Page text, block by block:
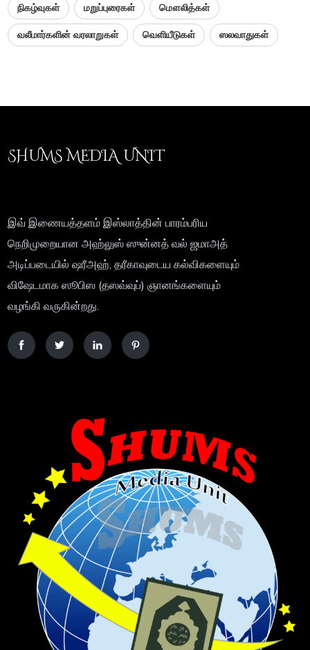
நிகழ்வுகள் மறுப்புரைகள் மௌலித்கள்
வலீமார்களின் வரலாறுகள் வெளியீடுகள் ஸலவாதுகள்
SHUMS MEDIA UNIT
இவ் இணையத்தளம் இஸ்லாத்தின் பாரம்பரிய
நெறிமுறையான அஹ்லுஸ் ஸுன்னத் வல் ஜமாஅத்
அடிப்படையில் ஷரீஅஹ், தரீகாவுடைய கல்விகளையும்
விஷேடமாக ஸூபிஸ (தஸவ்வுப்) ஞானங்களையும்
வழங்கி வருகின்றது.